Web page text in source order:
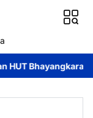
di Palangka Raya